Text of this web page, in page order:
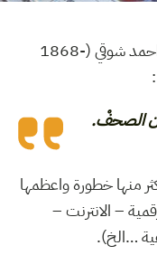
لا شك ان الوضع قد تغير منذ أن اطلق احمد شوقي‏ (1868-
الصحفْ.
منها خطورة واعظمها
– الانترنت –
…الخ).